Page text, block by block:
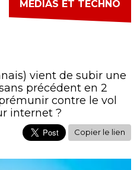
MÉDIAS ET TECHNO
vient de subir une
précédent en 2
contre le vol
internet ?
Copier le lien